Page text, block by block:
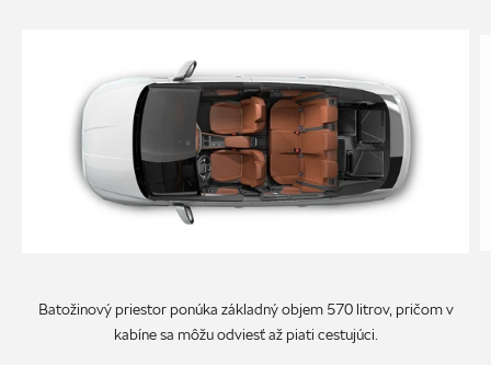
Batožinový priestor ponúka základný objem 570 litrov, pričom v
kabíne sa môžu odviesť až piati cestujúci.